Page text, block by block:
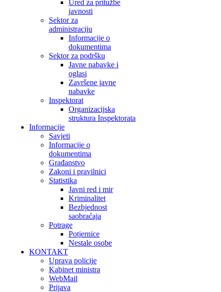
Ured za pritužbe
javnosti
Sektor za
administraciju
Informacije o
dokumentima
Sektor za podršku
Javne nabavke i
oglasi
Završene javne
nabavke
Inspektorat
Organizacijska
struktura Inspektorata
Informacije
Savjeti
Informacije o
dokumentima
Građanstvo
Zakoni i pravilnici
Statistika
Javni red i mir
Kriminalitet
Bezbjednost
saobraćaja
Potrage
Potjernice
Nestale osobe
KONTAKT
Uprava policije
Kabinet ministra
WebMail
Prijava